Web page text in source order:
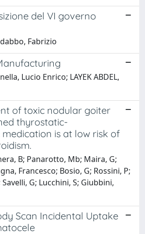
del VI governo
Fabrizio
Lucio Enrico; LAYEK ABDEL,
of toxic nodular goiter
thyrostatic-
is at low risk of
B; Panarotto, Mb; Maira, G;
Francesco; Bosio, G; Rossini, P;
Savelli, G; Lucchini, S; Giubbini,
Scan Incidental Uptake